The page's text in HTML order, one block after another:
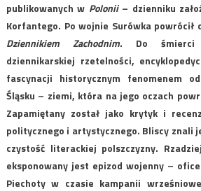
publikowanych w Polonii– dzienniku
Korfantego. Po wojnie Surówka powrócił
Dziennikiem Zachodnim. Do śmierci
dziennikarskiej rzetelności,
fascynacji historycznym fenomenem
Śląsku – ziemi, która na jego oczach
Zapamiętany został jako krytyk i
politycznego i artystycznego. Bliscy znali
czystość literackiej polszczyzny.
eksponowany jest epizod wojenny –
Piechoty w czasie kampanii